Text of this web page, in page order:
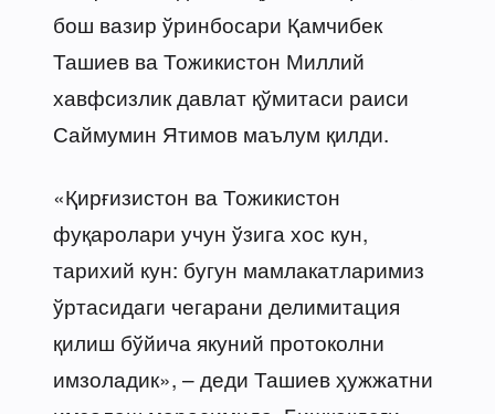
бош вазир ўринбосари Қамчибек
Ташиев ва Тожикистон Миллий
хавфсизлик давлат қўмитаси раиси
Саймумин Ятимов маълум қилди.
«Қирғизистон ва Тожикистон
фуқаролари учун ўзига хос кун,
тарихий кун: бугун мамлакатларимиз
ўртасидаги чегарани делимитация
қилиш бўйича якуний протоколни
имзоладик», – деди Ташиев ҳужжатни